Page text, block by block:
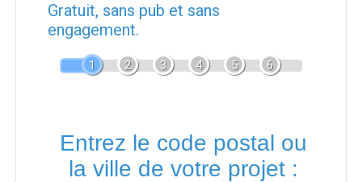
Gratuit, sans pub et sans
engagement.
1 2 3 4 5 6
Entrez le code postal ou
la ville de votre projet :